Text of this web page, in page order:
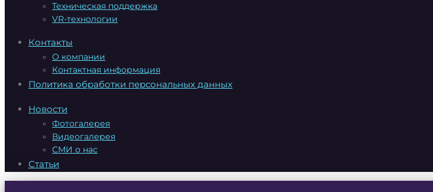
Техническая поддержка
VR-технологии
Контакты
О компании
Контактная информация
Политика обработки персональных данных
Новости
Фотогалерея
Видеогалерея
СМИ о нас
Статьи